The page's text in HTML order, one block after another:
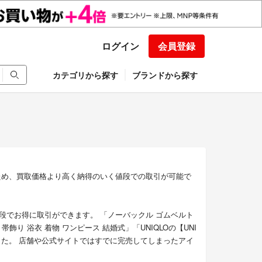
ログイン 会員登録
カテゴリから探す ブランドから探す
、買取価格より高く納得のいく値段での取引が可能で
お得に取引ができます。 「ノーバックル ゴムベルト
飾り 浴衣 着物 ワンピース 結婚式」「UNIQLOの【UNI
。 店舗や公式サイトではすでに完売してしまったアイ